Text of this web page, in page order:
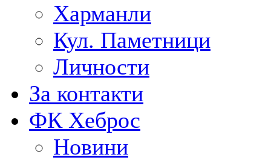
Харманли
Кул. Паметници
Личности
За контакти
ФК Хеброс
Новини